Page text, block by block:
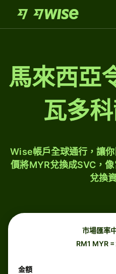
馬來西亞
瓦多
Wise帳戶全球通行，讓
價將MYR兌換成SVC，
兌換
市場匯率
RM1 MYR
金額